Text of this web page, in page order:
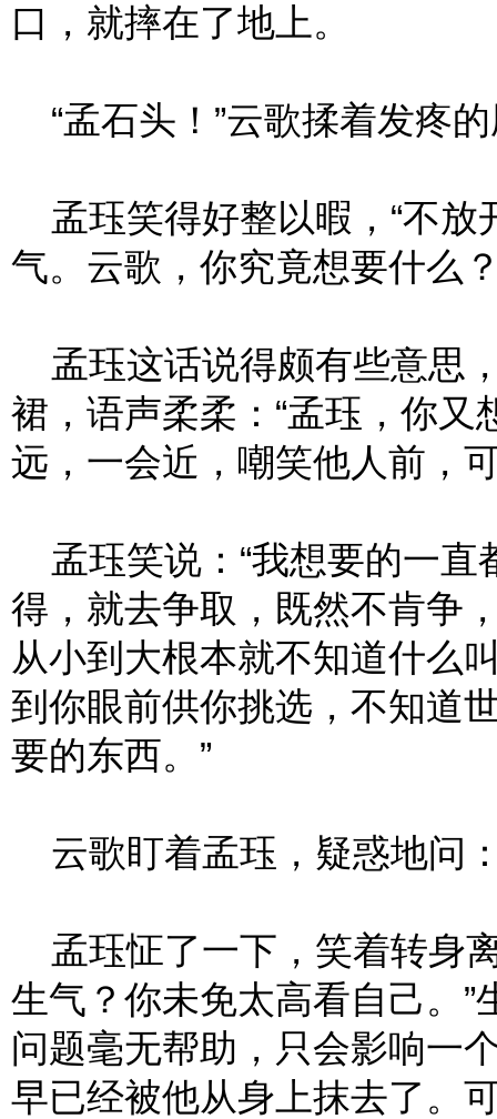
口，就摔在了地上。
“孟石头！”云歌揉着发疼
孟珏笑得好整以暇，“不放
气。云歌，你究竟想要什么
孟珏这话说得颇有些意思
裙，语声柔柔：“孟珏，你
远，一会近，嘲笑他人前，
孟珏笑说：“我想要的一直
得，就去争取，既然不肯争
从小到大根本就不知道什么
到你眼前供你挑选，不知道
要的东西。”
云歌盯着孟珏，疑惑地问
孟珏怔了一下，笑着转身
生气？你未免太高看自己。
问题毫无帮助，只会影响一
早已经被他从身上抹去了。